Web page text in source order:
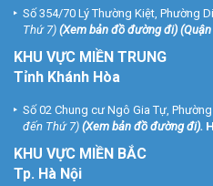
Số 354/70 Lý Thường Kiệt, Phường
Thứ 7) (Xem bản đồ đường đi)
KHU VỰC MIỀN TRUNG
Tỉnh Khánh Hòa
Số 02 Chung cư Ngô Gia Tự,
đến Thứ 7) (Xem bản đồ đường đi).
KHU VỰC MIỀN BẮC
Tp. Hà Nội